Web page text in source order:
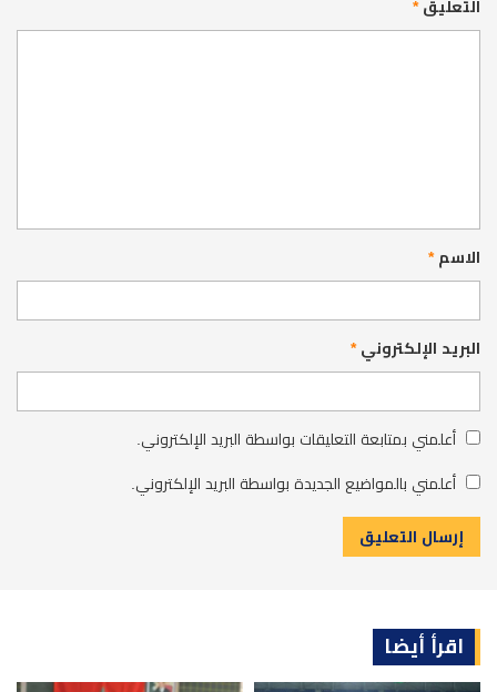
التعليق*
الاسم*
البريد الإلكتروني*
أعلمني بمتابعة التعليقات بواسطة البريد الإلكتروني.
أعلمني بالمواضيع الجديدة بواسطة البريد الإلكتروني.
اقرأ أيضا